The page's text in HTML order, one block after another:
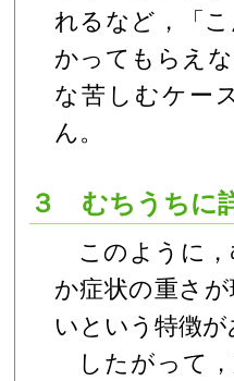
れるなど，「
かってもらえ
な苦しむケー
ん。
３ むちうちに
このように
か症状の重さ
いという特徴が
したがって